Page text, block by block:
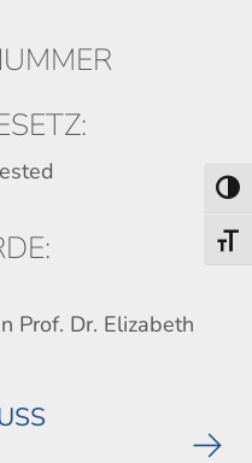
Prof. Dr. Elizabeth